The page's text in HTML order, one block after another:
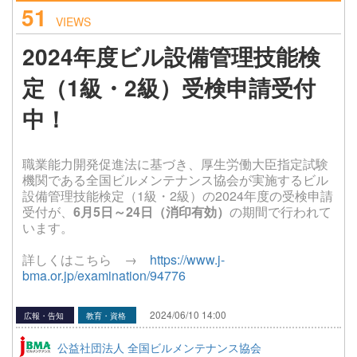
51 VIEWS
2024年度ビル設備管理技能検
定（1級・2級）受検申請受付
中！
職業能力開発促進法に基づき、厚生労働大臣指定試験
機関である全国ビルメンテナンス協会が実施するビル
設備管理技能検定（1級・2級）の2024年度の受検申請
受付が、 6月5日～24日（消印有効） の期間で行われて
います。
詳しくはこちら → https://www.j-
bma.or.jp/examination/94776
広報・告知 教育・資格 2024/06/10 14:00
公益社団法人 全国ビルメンテナンス協会